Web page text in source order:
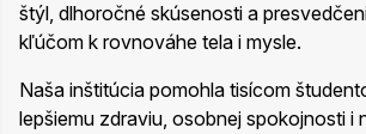
štýl, dlhoročné skúsenosti a
kľúčom k rovnováhe tela i mysle.
Naša inštitúcia pomohla tisícom
lepšiemu zdraviu, osobnej spokojnosti i